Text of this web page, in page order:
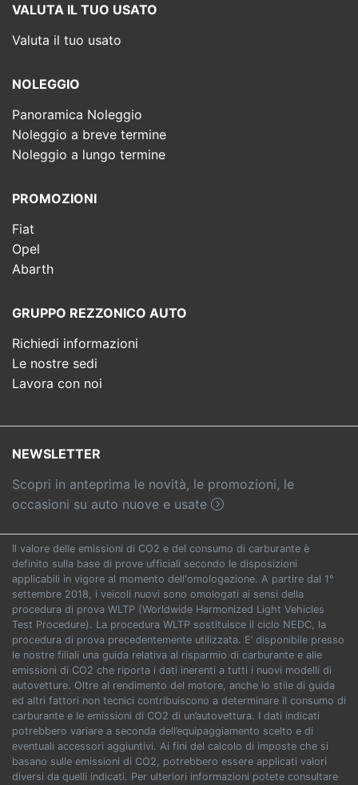
VALUTA IL TUO USATO
Valuta il tuo usato
NOLEGGIO
Panoramica Noleggio
Noleggio a breve termine
Noleggio a lungo termine
PROMOZIONI
Fiat
Opel
Abarth
GRUPPO REZZONICO AUTO
Richiedi informazioni
Le nostre sedi
Lavora con noi
NEWSLETTER
Scopri in anteprima le novità, le promozioni, le
occasioni su auto nuove e usate
Il valore delle emissioni di CO2 e del consumo di carburante è
definito sulla base di prove ufficiali secondo le disposizioni
applicabili in vigore al momento dell'omologazione. A partire dal 1°
settembre 2018, i veicoli nuovi sono omologati ai sensi della
procedura di prova WLTP (Worldwide Harmonized Light Vehicles
Test Procedure). La procedura WLTP sostituisce il ciclo NEDC, la
procedura di prova precedentemente utilizzata. E’ disponibile presso
le nostre filiali una guida relativa al risparmio di carburante e alle
emissioni di CO2 che riporta i dati inerenti a tutti i nuovi modelli di
autovetture. Oltre al rendimento del motore, anche lo stile di guida
ed altri fattori non tecnici contribuiscono a determinare il consumo di
carburante e le emissioni di CO2 di un’autovettura. I dati indicati
potrebbero variare a seconda dell’equipaggiamento scelto e di
eventuali accessori aggiuntivi. Ai fini del calcolo di imposte che si
basano sulle emissioni di CO2, potrebbero essere applicati valori
diversi da quelli indicati. Per ulteriori informazioni potete consultare